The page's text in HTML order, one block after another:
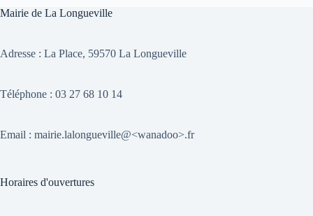
Mairie de La Longueville
Adresse : La Place, 59570 La Longueville
Téléphone : 03 27 68 10 14
Email : mairie.lalongueville@<wanadoo>.fr
Horaires d'ouvertures